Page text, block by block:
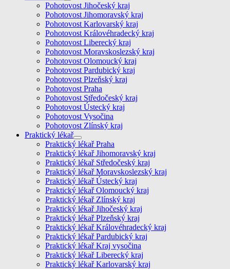
Pohotovost Jihočeský kraj
Pohotovost Jihomoravský kraj
Pohotovost Karlovarský kraj
Pohotovost Královéhradecký kraj
Pohotovost Liberecký kraj
Pohotovost Moravskoslezský kraj
Pohotovost Olomoucký kraj
Pohotovost Pardubický kraj
Pohotovost Plzeňský kraj
Pohotovost Praha
Pohotovost Středočeský kraj
Pohotovost Ústecký kraj
Pohotovost Vysočina
Pohotovost Zlínský kraj
Praktický lékař
Praktický lékař Praha
Praktický lékař Jihomoravský kraj
Praktický lékař Středočeský kraj
Praktický lékař Moravskoslezský kraj
Praktický lékař Ústecký kraj
Praktický lékař Olomoucký kraj
Praktický lékař Zlínský kraj
Praktický lékař Jihočeský kraj
Praktický lékař Plzeňský kraj
Praktický lékař Královéhradecký kraj
Praktický lékař Pardubický kraj
Praktický lékař Kraj vysočina
Praktický lékař Liberecký kraj
Praktický lékař Karlovarský kraj